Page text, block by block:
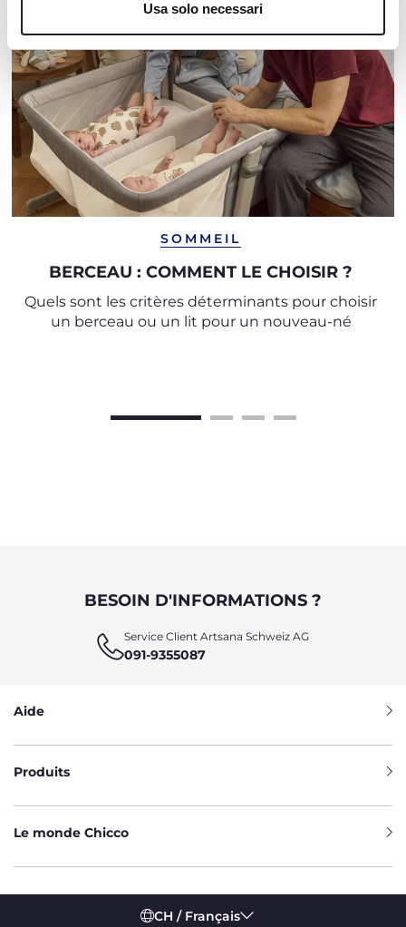
Usa solo necessari
SOMMEIL
BERCEAU : COMMENT LE CHOISIR ?
Quels sont les critères déterminants pour choisir
un berceau ou un lit pour un nouveau-né
BESOIN D'INFORMATIONS ?
Service Client Artsana Schweiz AG
091-9355087
Aide
Produits
Le monde Chicco
CH / Français